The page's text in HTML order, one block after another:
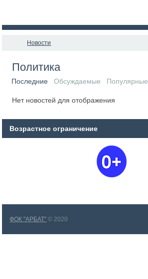
Новости
Политика
Последние Обсуждаемые Популярные
Нет новостей для отображения
Возрастное ограничение
ФОК "АРБАТ" © 2020